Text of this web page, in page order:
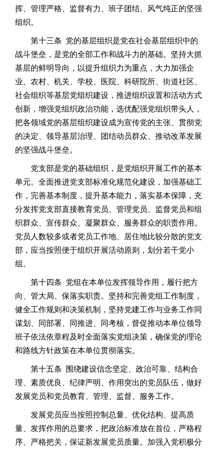
挥、管理严格、监督有力、班子团结、风气纯正的坚强
组织。
第十三条 党的基层组织是党在社会基层组织中的
战斗堡垒，是党的全部工作和战斗力的基础。坚持大抓
基层的鲜明导向，以提升组织力为重点，大力加强企
业、农村、机关、学校、医院、科研院所、街道社区、
社会组织等基层党组织建设，推进组织设置和活动方式
创新，增强党组织政治功能，选优配强党组织带头人，
把各领域党的基层组织建设成为宣传党的主张、贯彻党
的决定、领导基层治理、团结动员群众、推动改革发展
的坚强战斗堡垒。
党支部是党的基础组织，是党组织开展工作的基本
单元。全面推进党支部标准化规范化建设，加强基础工
作，完善基本制度，提升基本能力，落实基本保障，充
分发挥党支部直接教育党员、管理党员、监督党员和组
织群众、宣传群众、凝聚群众、服务群众的职责作用。
党员人数较多或者党员工作地、居住地比较分散的党支
部，应当按照便于组织开展活动原则，划分若干党小
组。
第十四条 党组在本单位发挥领导作用，履行把方
向、管大局、保落实职责。坚持和完善党组工作制度，
健全工作规则和决策机制，坚持党建工作与业务工作同
谋划、同部署、同推进、同考核，督促推动本单位领导
班子依法依章程及时全面落实党组决策，确保党的理论
和路线方针政策在本单位贯彻落实。
第十五条 围绕建设信念坚定、政治可靠、结构合
理、素质优良、纪律严明、作用突出的党员队伍，做好
发展党员和党员教育、管理、监督、服务工作。
发展党员应当按照控制总量、优化结构、提高质
量、发挥作用的总要求，把政治标准放在首位，严格程
序、严格把关，保证新发展党员质量。加强入党积极分